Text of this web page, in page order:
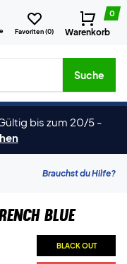
Favoriten (0)
0
Warenkorb
usw.
Suche
bis zum 20/5 -
Brauchst du Hilfe?
Blue
BLACK OUT
BLACK OUT
BLACK OUT
BLACK OUT
BLACK OUT